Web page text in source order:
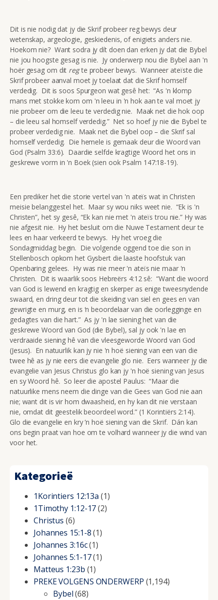
Dit is nie nodig dat jy die Skrif probeer reg bewys deur
wetenskap, argeologie, geskiedenis, of enigiets anders nie.
Hoekom nie? Want sodra jy dít doen dan erken jy dat die Bybel
nie jou hoogste gesag is nie. Jy onderwerp nou die Bybel aan 'n
hoër gesag om dit regte probeer bewys. Wanneer ateïste die
Skrif probeer aanval moet jy toelaat dat die Skrif homself
verdedig. Dit is soos Spurgeon wat gesê het: “As 'n klomp
mans met stokke kom om 'n leeu in 'n hok aan te val moet jy
nie probeer om die leeu te verdedig nie. Maak net die hok oop
– die leeu sal homself verdedig.” Net so hoef jy nie die Bybel te
probeer verdedig nie. Maak net die Bybel oop – die Skrif sal
homself verdedig. Die hemele is gemaak deur die Woord van
God (Psalm 33:6). Daardie selfde kragtige Woord het ons in
geskrewe vorm in 'n Boek (sien ook Psalm 147:18-19).
Een prediker het die storie vertel van 'n ateïs wat in Christen
meisie belanggestel het. Maar sy wou niks weet nie. “Ek is 'n
Christen”, het sy gesê, “Ek kan nie met 'n ateïs trou nie.” Hy was
nie afgesit nie. Hy het besluit om die Nuwe Testament deur te
lees en haar verkeerd te bewys. Hy het vroeg die
Sondagmiddag begin. Die volgende oggend toe die son in
Stellenbosch opkom het Gysbert die laaste hoofstuk van
Openbaring gelees. Hy was nie meer 'n ateïs nie maar 'n
Christen. Dit is waarlik soos Hebreërs 4:12 sê: “Want die woord
van God is lewend en kragtig en skerper as enige tweesnydende
swaard, en dring deur tot die skeiding van siel en gees en van
gewrigte en murg, en is ‘n beoordelaar van die oorlegginge en
gedagtes van die hart.” As jy 'n lae siening het van die
geskrewe Woord van God (die Bybel), sal jy ook 'n lae en
verdraaide siening hê van die vleesgeworde Woord van God
(Jesus). En natuurlik kan jy nie 'n hoë siening van een van die
twee hê as jy nie eers die evangelie glo nie. Eers wanneer jy die
evangelie van Jesus Christus glo kan jy 'n hoë siening van Jesus
en sy Woord hê. So leer die apostel Paulus: “Maar die
natuurlike mens neem die dinge van die Gees van God nie aan
nie; want dit is vir hom dwaasheid, en hy kan dit nie verstaan
nie, omdat dit geestelik beoordeel word.” (1 Korintiërs 2:14).
Glo die evangelie en kry ’n hoë siening van die Skrif. Dán kan
ons begin praat van hoe om te volhard wanneer jy die wind van
voor het.
Kategorieë
1Korintiers 12:13a (1)
1Timothy 1:12-17(2)
Christus (6)
Johannes 15:1-8(1)
Johannes 3:16c(1)
Johannes 5:1-17(1)
Matteus 1:23b (1)
PREKE VOLGENS ONDERWERP (1,194)
Bybel(68)